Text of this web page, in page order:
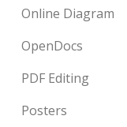
Online Diagram
OpenDocs
PDF Editing
Posters